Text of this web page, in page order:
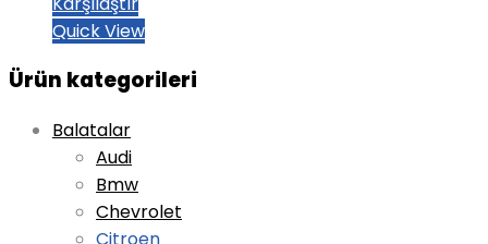
Quick View
Ürün kategorileri
Balatalar
Audi
Bmw
Chevrolet